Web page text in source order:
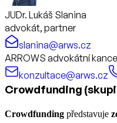
JUDr. Lukáš Slanina
advokát, partner
slanina@arws.cz
ARROWS advokátní
konzultace@arws.cz
Crowdfunding
Crowdfunding představuje